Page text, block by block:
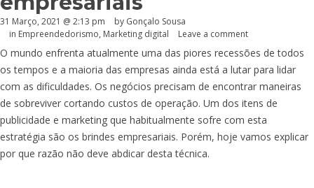
31 Março, 2021 @ 2:13 pm by Gonçalo Sousa
in Empreendedorismo, Marketing digital Leave a comment
O mundo enfrenta atualmente uma das piores recessões de todos
os tempos e a maioria das empresas ainda está a lutar para lidar
com as dificuldades. Os negócios precisam de encontrar maneiras
de sobreviver cortando custos de operação. Um dos itens de
publicidade e marketing que habitualmente sofre com esta
estratégia são os brindes empresariais. Porém, hoje vamos explicar
por que razão não deve abdicar desta técnica.